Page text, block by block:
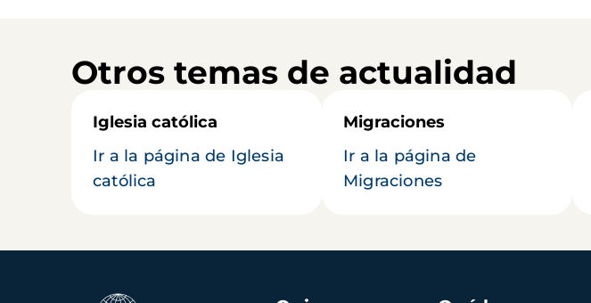
Otros temas de actualidad
Iglesia católica
Ir a la página de Iglesia
católica
Migraciones
Ir a la página de
Migraciones